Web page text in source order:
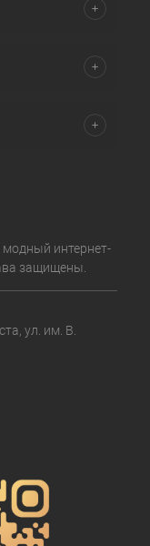
интернет-
защищены.
ул. им. В.